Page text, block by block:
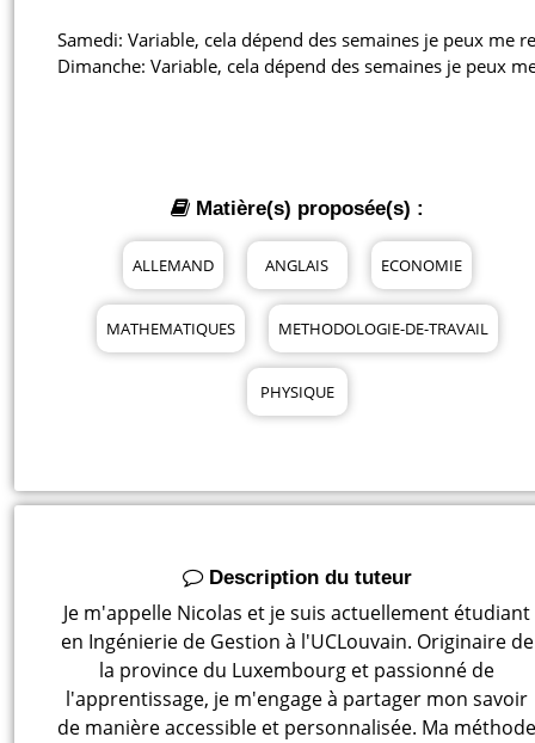
Samedi: Variable, cela dépend des semaines je peux me
Dimanche: Variable, cela dépend des semaines je peux
Matière(s) proposée(s) :
ALLEMAND ANGLAIS ECONOMIE
MATHEMATIQUES METHODOLOGIE-DE-TRAVAIL
PHYSIQUE
Description du tuteur
Je m'appelle Nicolas et je suis actuellement étudiant
en Ingénierie de Gestion à l'UCLouvain. Originaire de
la province du Luxembourg et passionné de
l'apprentissage, je m'engage à partager mon savoir
de manière accessible et personnalisée. Ma méthode